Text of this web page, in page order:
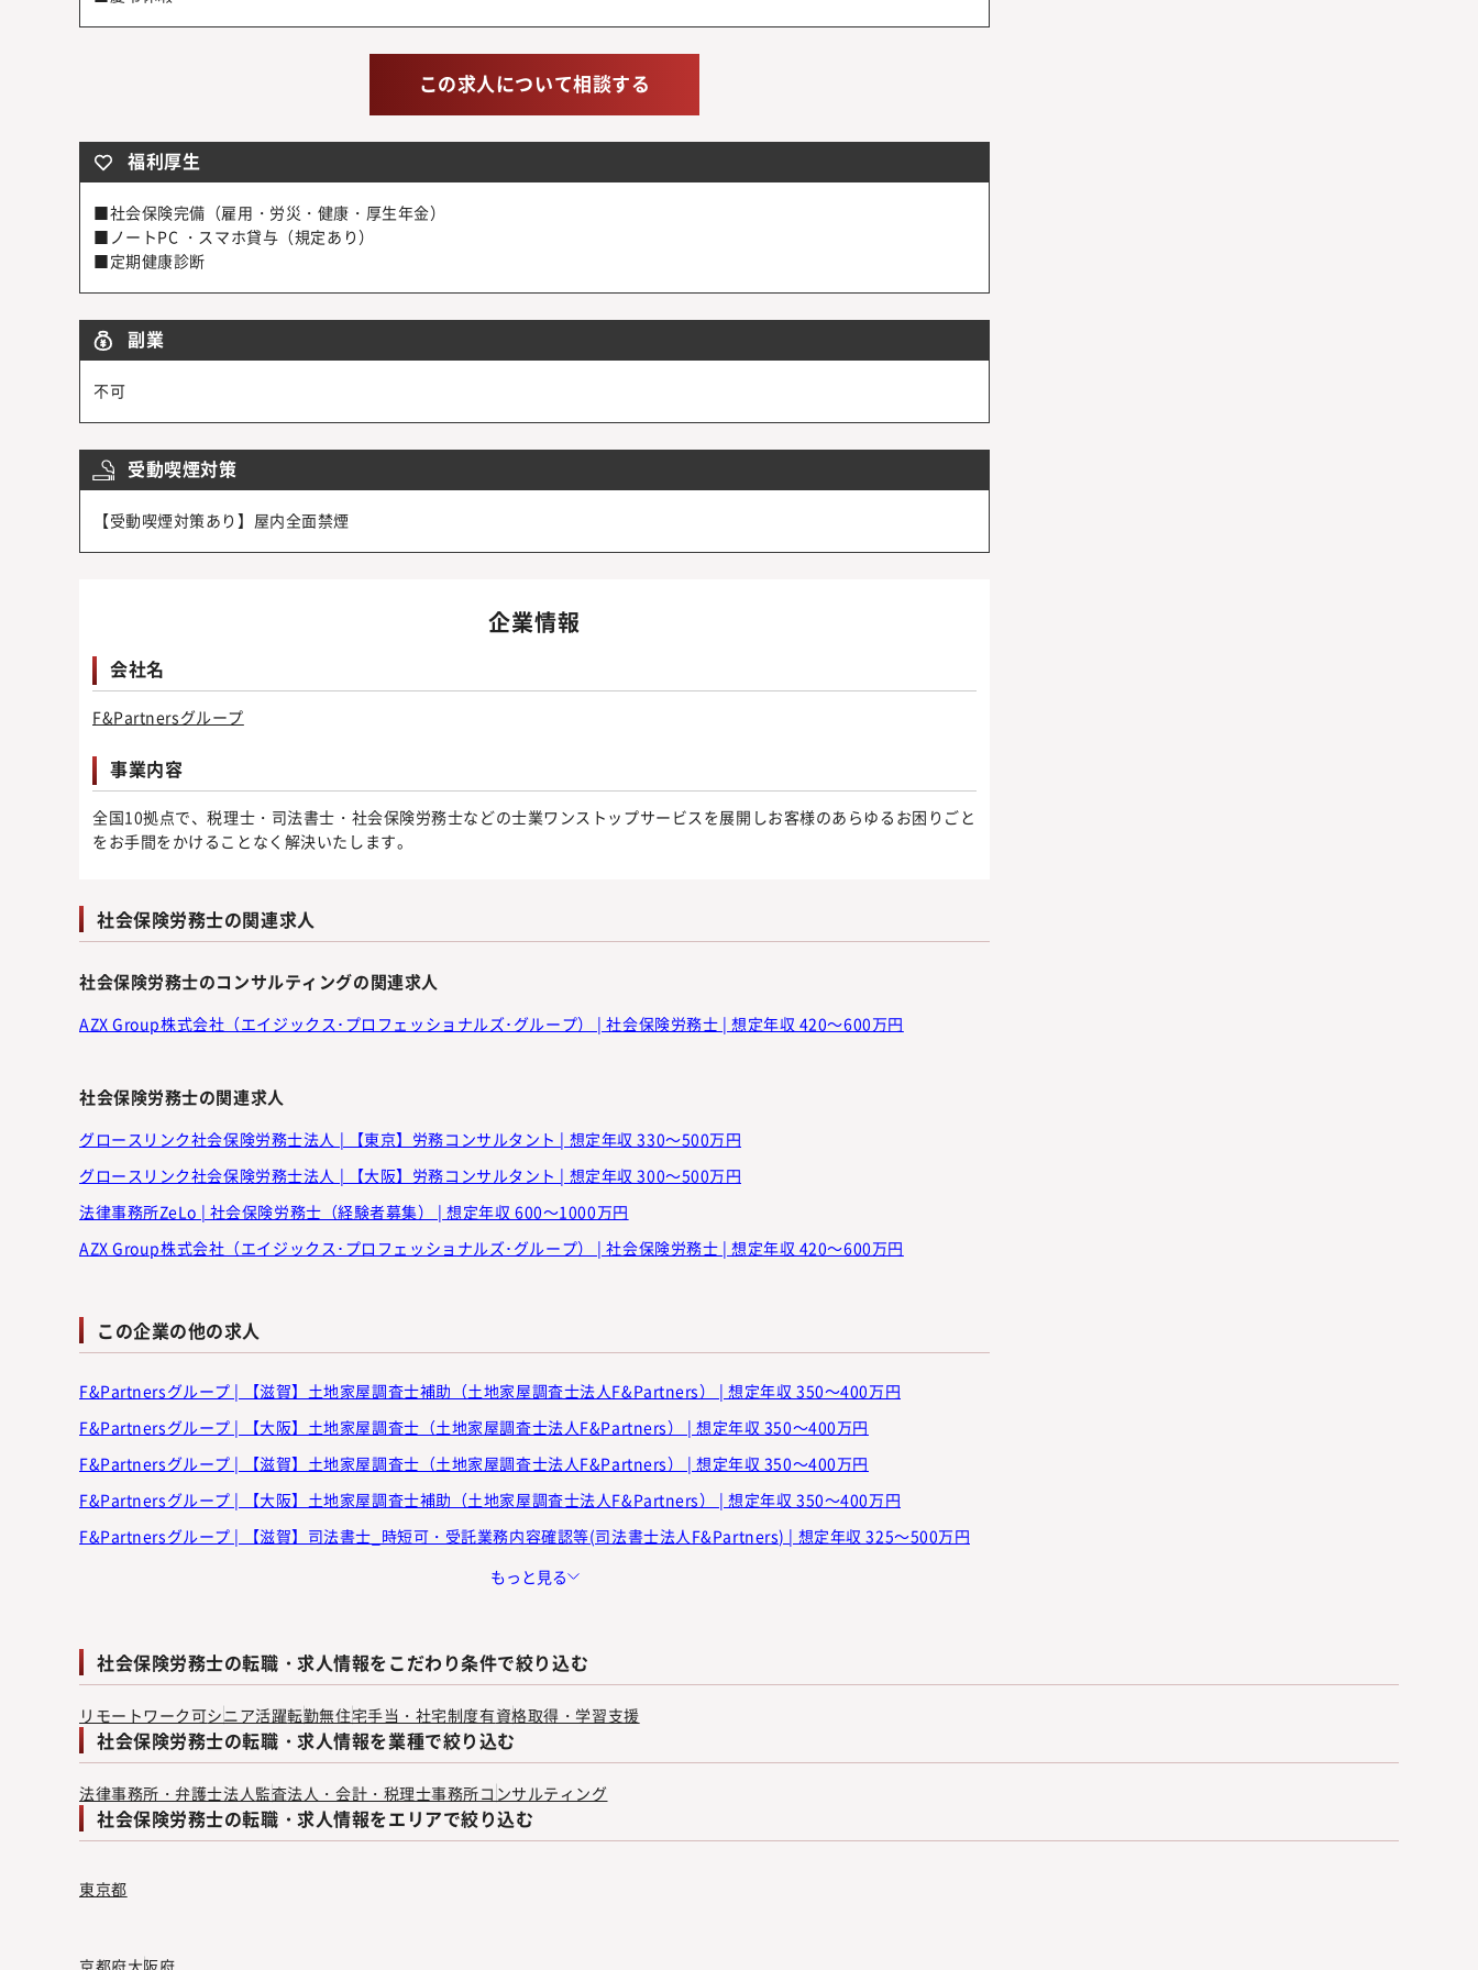
この求人について相談する
福利厚生
■社会保険完備（雇用・労災・健康・厚生年金）
■ノートPC ・スマホ貸与（規定あり）
■定期健康診断
副業
不可
受動喫煙対策
【受動喫煙対策あり】屋内全面禁煙
企業情報
会社名
F&Partnersグループ
事業内容
全国10拠点で、税理士・司法書士・社会保険労務士などの士業ワンストップサービスを展開しお客様のあらゆるお困りごと
をお手間をかけることなく解決いたします。
社会保険労務士の関連求人
社会保険労務士のコンサルティングの関連求人
AZX Group株式会社（エイジックス･プロフェッショナルズ･グループ） | 社会保険労務士 | 想定年収 420～600万円
社会保険労務士の関連求人
グロースリンク社会保険労務士法人 | 【東京】労務コンサルタント | 想定年収 330～500万円
グロースリンク社会保険労務士法人 | 【大阪】労務コンサルタント | 想定年収 300～500万円
法律事務所ZeLo | 社会保険労務士（経験者募集） | 想定年収 600～1000万円
AZX Group株式会社（エイジックス･プロフェッショナルズ･グループ） | 社会保険労務士 | 想定年収 420～600万円
この企業の他の求人
F&Partnersグループ | 【滋賀】土地家屋調査士補助（土地家屋調査士法人F&Partners） | 想定年収 350～400万円
F&Partnersグループ | 【大阪】土地家屋調査士（土地家屋調査士法人F&Partners） | 想定年収 350～400万円
F&Partnersグループ | 【滋賀】土地家屋調査士（土地家屋調査士法人F&Partners） | 想定年収 350～400万円
F&Partnersグループ | 【大阪】土地家屋調査士補助（土地家屋調査士法人F&Partners） | 想定年収 350～400万円
F&Partnersグループ | 【滋賀】司法書士_時短可・受託業務内容確認等(司法書士法人F&Partners) | 想定年収 325～500万円
もっと見る
社会保険労務士の転職・求人情報をこだわり条件で絞り込む
リモートワーク可シニア活躍転勤無住宅手当・社宅制度有資格取得・学習支援
社会保険労務士の転職・求人情報を業種で絞り込む
法律事務所・弁護士法人監査法人・会計・税理士事務所コンサルティング
社会保険労務士の転職・求人情報をエリアで絞り込む
東京都
京都府大阪府